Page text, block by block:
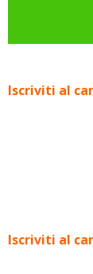
Iscriviti al
Iscriviti al